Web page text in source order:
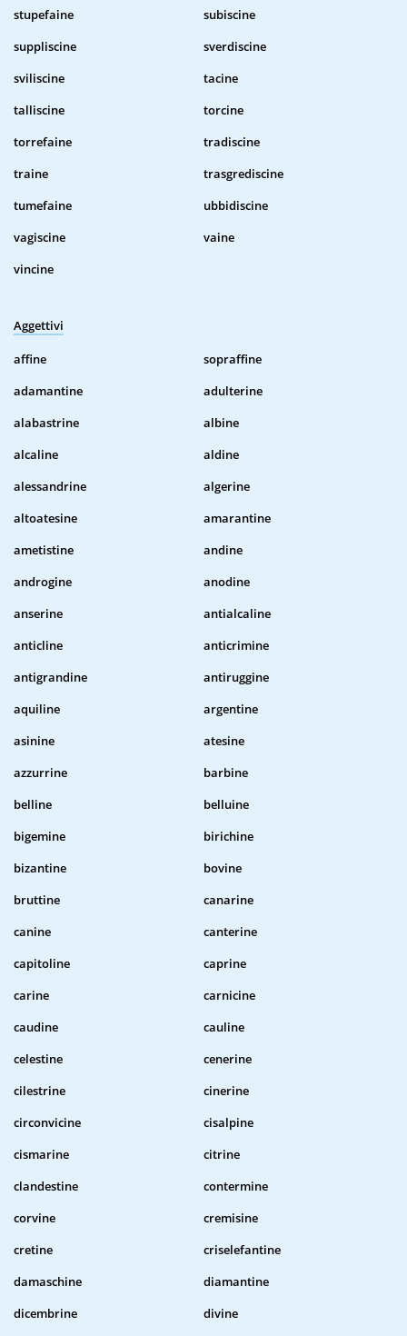
stupefaine
subiscine
suppliscine
sverdiscine
sviliscine
tacine
talliscine
torcine
torrefaine
tradiscine
traine
trasgrediscine
tumefaine
ubbidiscine
vagiscine
vaine
vincine
Aggettivi
affine
sopraffine
adamantine
adulterine
alabastrine
albine
alcaline
aldine
alessandrine
algerine
altoatesine
amarantine
ametistine
andine
androgine
anodine
anserine
antialcaline
anticline
anticrimine
antigrandine
antiruggine
aquiline
argentine
asinine
atesine
azzurrine
barbine
belline
belluine
bigemine
birichine
bizantine
bovine
bruttine
canarine
canine
canterine
capitoline
caprine
carine
carnicine
caudine
cauline
celestine
cenerine
cilestrine
cinerine
circonvicine
cisalpine
cismarine
citrine
clandestine
contermine
corvine
cremisine
cretine
criselefantine
damaschine
diamantine
dicembrine
divine